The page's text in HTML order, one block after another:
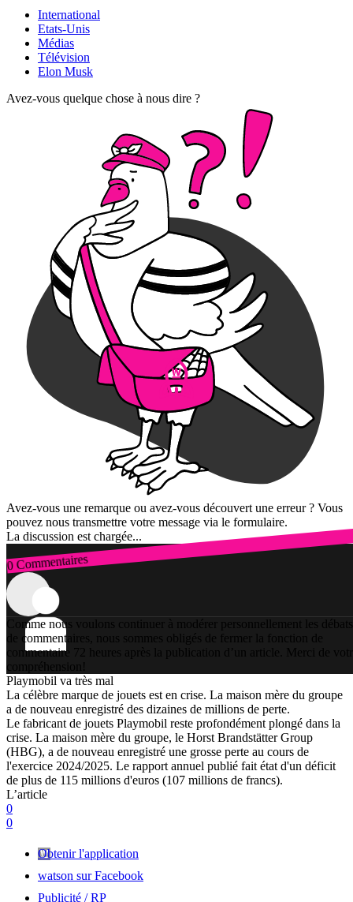
International
Etats-Unis
Médias
Télévision
Elon Musk
Avez-vous quelque chose à nous dire ?
Avez-vous une remarque ou avez-vous découvert une erreur ? Vous
pouvez nous transmettre votre message via le formulaire.
La discussion est chargée...
0 Commentaires
Connexion
Comme nous voulons continuer à modérer personnellement les débats
de commentaires, nous sommes obligés de fermer la fonction de
commentaire 72 heures après la publication d’un article. Merci de
compréhension!
Playmobil va très mal
La célèbre marque de jouets est en crise. La maison mère du groupe
a de nouveau enregistré des dizaines de millions de perte.
Le fabricant de jouets Playmobil reste profondément plongé dans la
crise. La maison mère du groupe, le Horst Brandstätter Group
(HBG), a de nouveau enregistré une grosse perte au cours de
l'exercice 2024/2025. Le rapport annuel publié fait état d'un déficit
de plus de 115 millions d'euros (107 millions de francs).
L’article
0
0
Obtenir l'application
watson sur Facebook
Publicité / RP